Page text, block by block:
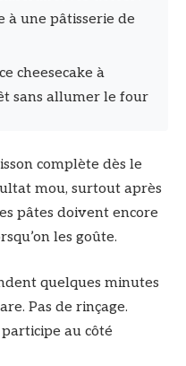
une pâtisserie de
cheesecake à
sans allumer le four
complète dès le
mou, surtout après
pâtes doivent encore
les goûte.
quelques minutes
Pas de rinçage.
au côté